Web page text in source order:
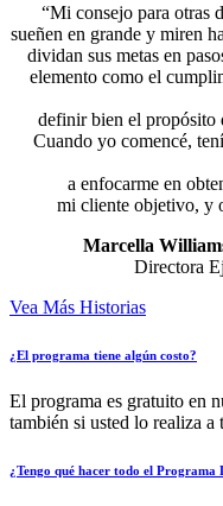
“Mi consejo para otras
sueñen en grande y miren
dividan sus metas en
elemento como el
definir bien el propósito
Cuando yo comencé,
a enfocarme en
mi cliente objetivo, y
Marcella
Directora
Vea Más Historias
¿El programa tiene algún costo?
El programa es gratuito en
también si usted lo realiza a
¿Tengo qué hacer todo el Programa